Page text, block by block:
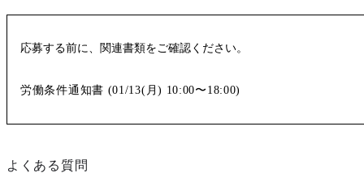
応募する前に、関連書類をご確認ください。
労働条件通知書 (01/13(月) 10:00〜18:00)
よくある質問